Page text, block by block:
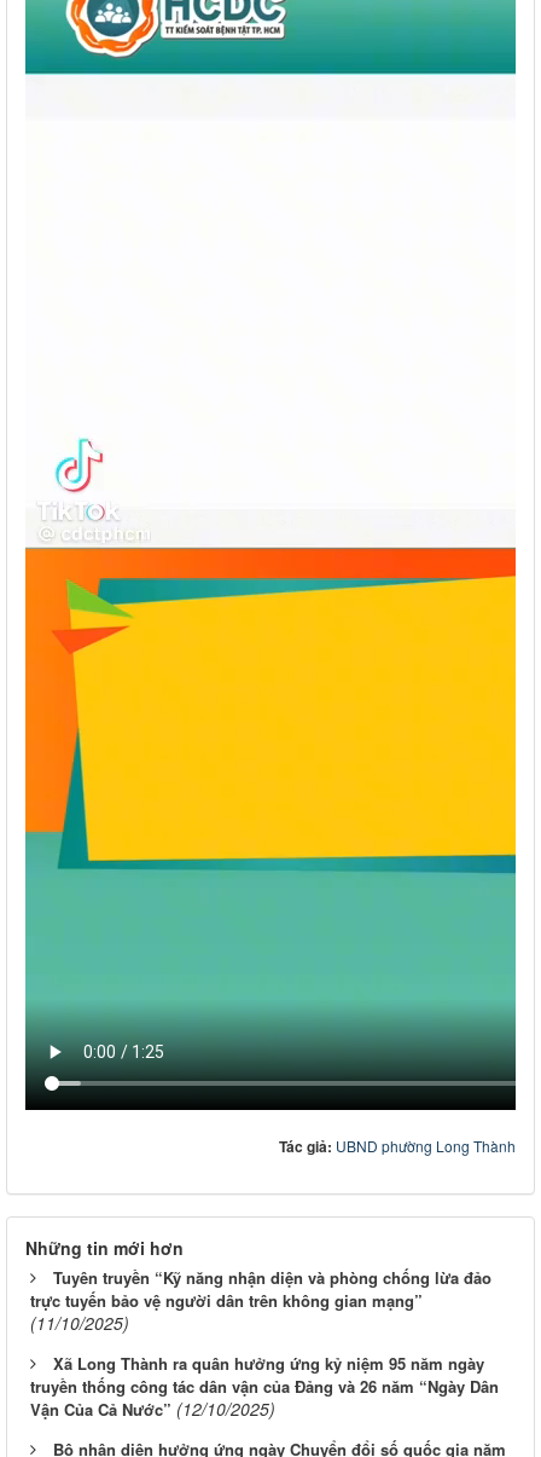
Những tin mới hơn
trực tuyến bảo vệ người dân trên không gian mạng”
Xã Long Thành ra quân hưởng ứng kỷ niệm 95 năm ngày
Vận Của Cả Nước” (12/10/2025)
Bộ nhận diện hưởng ứng ngày Chuyển đổi số quốc gia năm
2025 (13/10/2025)
Đại hội Thi đua yêu nước lần thứ I, giai đoạn 2025-2030
(15/10/2025)
Khám phá xã Long Thành cùng dự án "Chạm-95" của báo
Đồng Nai (29/10/2025)